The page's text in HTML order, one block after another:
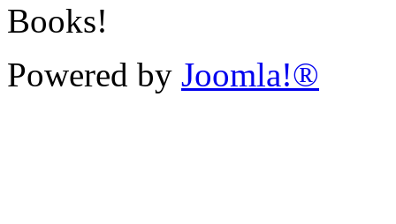
Books!
Powered by Joomla!®